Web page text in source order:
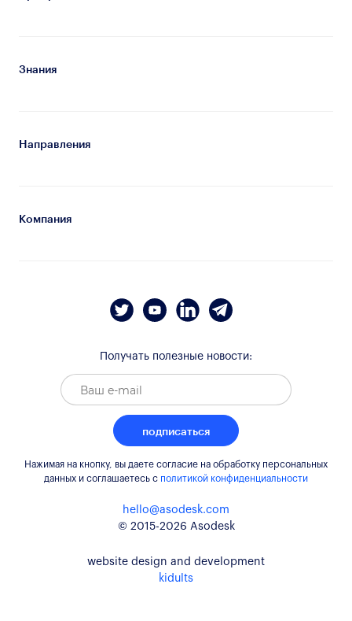
Знания
Направления
Компания
Получать полезные новости:
подписаться
Нажимая на кнопку, вы даете согласие на обработку персональных
данных и соглашаетесь c политикой конфиденциальности
hello@asodesk.com
© 2015-2026 Asodesk
website design and development
kidults